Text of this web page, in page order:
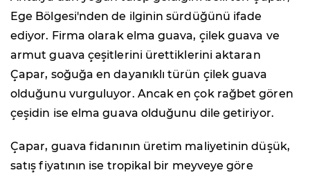
Ege Bölgesi'nden de ilginin sürdüğünü ifade
ediyor. Firma olarak elma guava, çilek guava ve
armut guava çeşitlerini ürettiklerini aktaran
Çapar, soğuğa en dayanıklı türün çilek guava
olduğunu vurguluyor. Ancak en çok rağbet gören
çeşidin ise elma guava olduğunu dile getiriyor.
Çapar, guava fidanının üretim maliyetinin düşük,
satış fiyatının ise tropikal bir meyveye göre